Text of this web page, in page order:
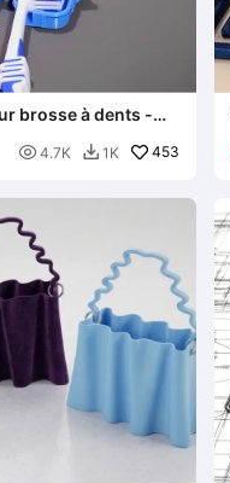
brosse à dents -
 4.7K  1K 453